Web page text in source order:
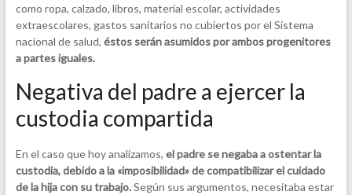
como ropa, calzado, libros, material escolar, actividades
extraescolares, gastos sanitarios no cubiertos por el Sistema
nacional de salud, éstos serán asumidos por ambos progenitores
a partes iguales.
Negativa del padre a ejercer la
custodia compartida
En el caso que hoy analizamos, el padre se negaba a ostentar la
custodia, debido a la «imposibilidad» de compatibilizar el cuidado
de la hija con su trabajo.Según sus argumentos, necesitaba estar